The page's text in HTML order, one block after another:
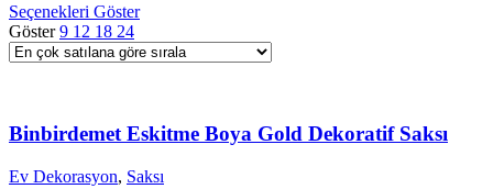
Seçenekleri Göster
Göster9 12 18 24
Binbirdemet Eskitme Boya Gold Dekoratif Saksı
Ev Dekorasyon, Saksı